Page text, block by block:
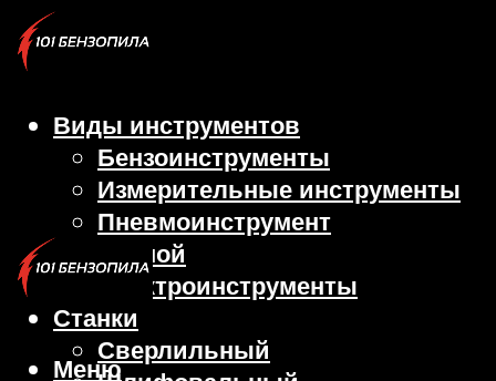
Виды инструментов
Бензоинструменты
Измерительные инструменты
Пневмоинструмент
Ручной
Электроинструменты
Станки
Сверлильный
Меню